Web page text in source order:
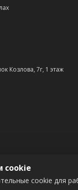
Козлова, 7г, 1 этаж
cookie
cookie для